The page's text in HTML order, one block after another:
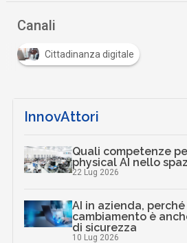
Canali
Cittadinanza digitale
InnovAttori
Quali competenze
physical AI nello
22 Lug 2026
AI in azienda,
cambiamento è
di sicurezza
10 Lug 2026